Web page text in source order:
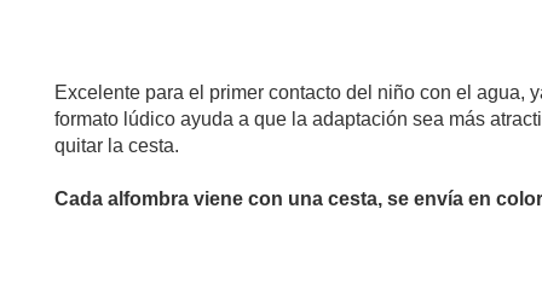
Excelente para el primer contacto del niño con el agua,
formato lúdico ayuda a que la adaptación sea más
quitar la cesta.
Cada alfombra viene con una cesta, se envía en